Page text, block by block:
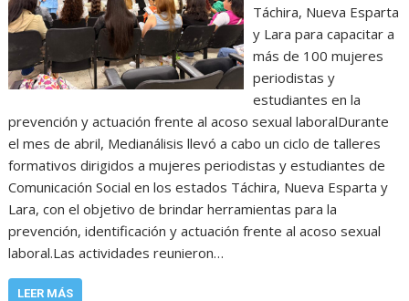
Táchira, Nueva Esparta
y Lara para capacitar a
más de 100 mujeres
periodistas y
estudiantes en la
prevención y actuación frente al acoso sexual laboralDurante
el mes de abril, Medianálisis llevó a cabo un ciclo de talleres
formativos dirigidos a mujeres periodistas y estudiantes de
Comunicación Social en los estados Táchira, Nueva Esparta y
Lara, con el objetivo de brindar herramientas para la
prevención, identificación y actuación frente al acoso sexual
laboral.Las actividades reunieron…
LEER MÁS